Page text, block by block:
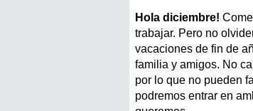
Hola diciembre!
trabajar. Pero no
vacaciones de fin de
familia y amigos. No
por lo que no pueden
podremos entrar en